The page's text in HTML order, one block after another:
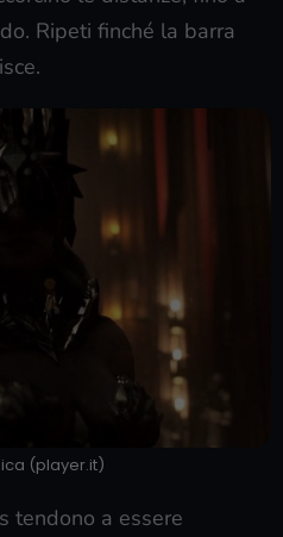
Ripeti finché la barra
(player.it)
tendono a essere